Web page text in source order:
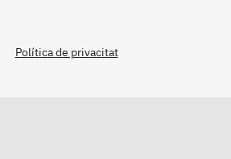
Política de privacitat